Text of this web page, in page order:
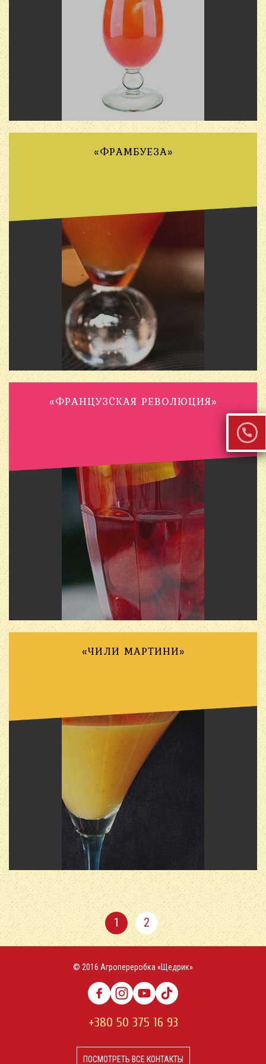
«ФРАМБУЕЗА»
«ФРАНЦУЗCКАЯ РЕВОЛЮЦИЯ»
«ЧИЛИ МАРТИНИ»
1 2
© 2016 Агропереробка «Щедрик»
+380 50 375 16 93
ПОСМОТРЕТЬ ВСЕ КОНТАКТЫ